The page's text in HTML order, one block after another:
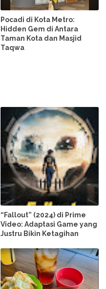
Pocadi di Kota Metro:
Hidden Gem di Antara
Taman Kota dan Masjid
Taqwa
“Fallout” (2024) di Prime
Video: Adaptasi Game yang
Justru Bikin Ketagihan